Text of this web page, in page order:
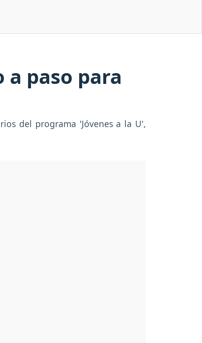
a paso para
del programa 'Jóvenes a la U',